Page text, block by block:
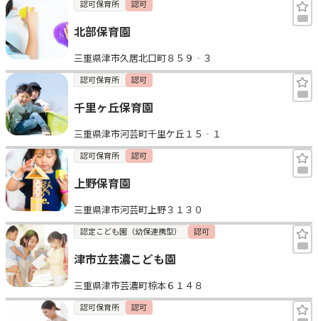
認可保育所 認可
北部保育園
三重県津市久居北口町８５９‐３
認可保育所 認可
千里ヶ丘保育園
三重県津市河芸町千里ケ丘１５‐１
認可保育所 認可
上野保育園
三重県津市河芸町上野３１３０
認定こども園（幼保連携型） 認可
津市立芸濃こども園
三重県津市芸濃町椋本６１４８
認可保育所 認可